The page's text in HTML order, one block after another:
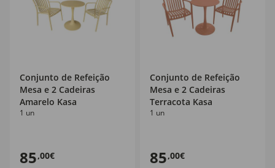
Conjunto de Refeição
Mesa e 2 Cadeiras
Amarelo Kasa
1 un
85,00€
Conjunto de Refeição
Mesa e 2 Cadeiras
Terracota Kasa
1 un
85,00€